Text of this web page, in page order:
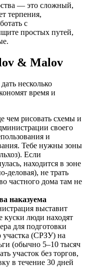
— это сложный,
терпения,
с
простых путей,
& Malov
несколько
время и
чем рисовать схемы и
своего
и
Тебе нужны зоны
Если
находится в зоне
деловая), не трать
частного дома там не
наказуема
выставит
куски люди находят
для подготовки
(СРЗУ) на
(обычно 5–10 тысяч
участок без торгов,
в течение 30 дней